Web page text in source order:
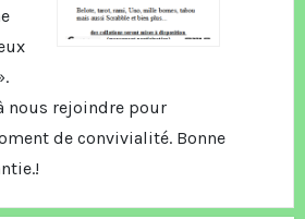
nous rejoindre pour
de convivialité. Bonne